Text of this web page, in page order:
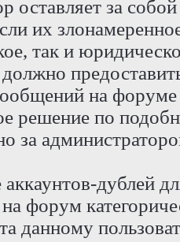
оставляет за
их
так и
на форуме
решение по
за
дублей
на форум
данному